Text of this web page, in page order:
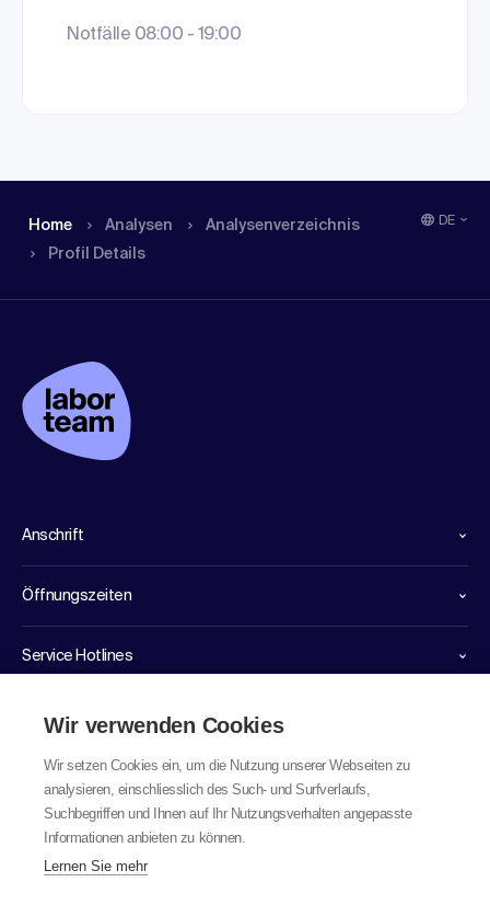
Notfälle 08:00 - 19:00
Home Analysen
Analysen­verzeichnis
Profil Details
DE
Anschrift
Öffnungszeiten
Service Hotlines
LinksWir verwenden Cookies
Wir setzen Cookies ein, um die Nutzung unserer Webseiten zu
analysieren, einschliesslich des Such- und Surfverlaufs,
Suchbegriffen und Ihnen auf Ihr Nutzungsverhalten angepasste
Informationen anbieten zu können.
Lernen Sie mehr